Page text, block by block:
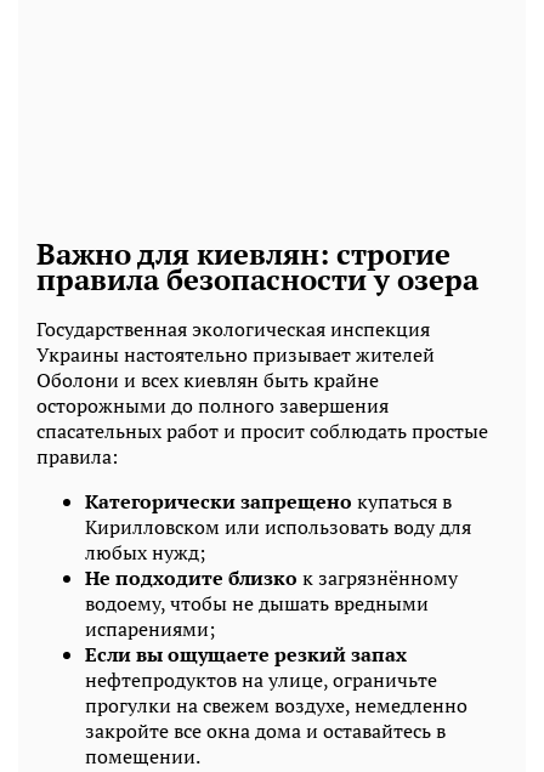
Важно для киевлян: строгие
правила безопасности у озера
Государственная экологическая инспекция
Украины настоятельно призывает жителей
Оболони и всех киевлян быть крайне
осторожными до полного завершения
спасательных работ и просит соблюдать простые
правила:
Категорически запрещено купаться в
Кирилловском или использовать воду для
любых нужд;
Не подходите близко к загрязнённому
водоему, чтобы не дышать вредными
испарениями;
Если вы ощущаете резкий запах
нефтепродуктов на улице, ограничьте
прогулки на свежем воздухе, немедленно
закройте все окна дома и оставайтесь в
помещении.